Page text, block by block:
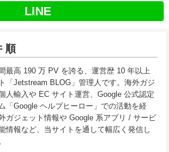
LINE
順
最高 190 万 PV を誇る、運営歴 10 年以上
「Jetstream BLOG」管理人です。海外ガジ
人輸入や EC サイト運営、Google 公式認定
「Google ヘルプヒーロー」での活動を経
ガジェット情報や Google 系アプリ / サービ
情報など、当サイトを通して幅広く発信し